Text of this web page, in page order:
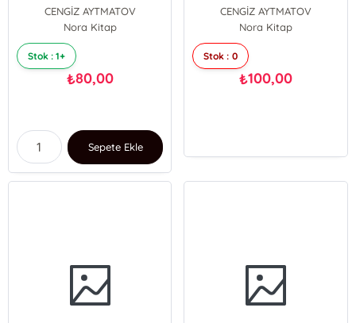
CENGİZ AYTMATOV
Nora Kitap
Stok : 1+
₺80,00
Sepete Ekle
CENGİZ AYTMATOV
Nora Kitap
Stok : 0
₺100,00